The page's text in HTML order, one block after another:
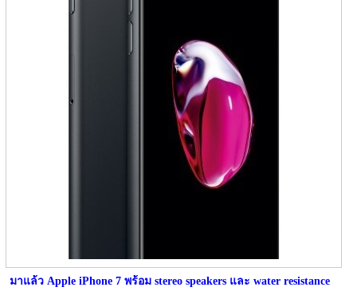
มาแล้ว Apple iPhone 7 พร้อม stereo speakers และ water resistance